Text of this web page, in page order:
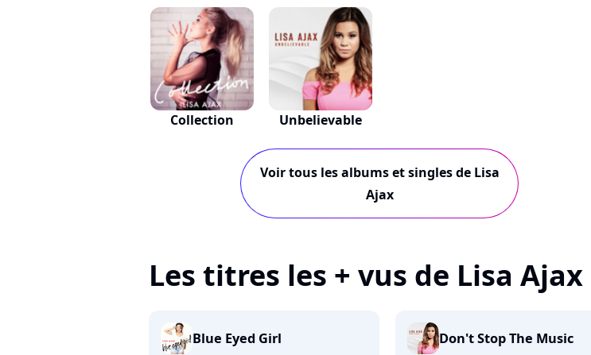
Collection Unbelievable
Voir tous les albums et singles de Lisa
Ajax
Les titres les + vus de Lisa Ajax
Blue Eyed Girl Don't Stop The Music